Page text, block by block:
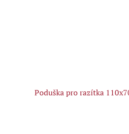
Poduška pro razítka